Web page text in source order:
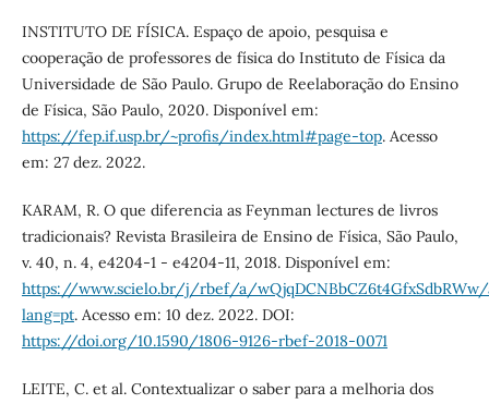
INSTITUTO DE FÍSICA. Espaço de apoio, pesquisa e
cooperação de professores de física do Instituto de Física da
Universidade de São Paulo. Grupo de Reelaboração do Ensino
de Física, São Paulo, 2020. Disponível em:
https://fep.if.usp.br/~profis/index.html#page-top. Acesso
em: 27 dez. 2022.
KARAM, R. O que diferencia as Feynman lectures de livros
tradicionais? Revista Brasileira de Ensino de Física, São Paulo,
v. 40, n. 4, e4204-1 - e4204-11, 2018. Disponível em:
https://www.scielo.br/j/rbef/a/
lang=pt. Acesso em: 10 dez. 2022. DOI:
https://doi.org/10.1590/1806-9126-rbef-2018-0071
LEITE, C. et al. Contextualizar o saber para a melhoria dos